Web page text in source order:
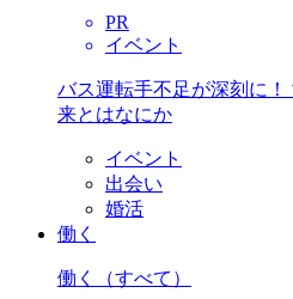
PR
イベント
バス運転手不足が深刻に
来とはなにか
イベント
出会い
婚活
働く
働く （すべて）